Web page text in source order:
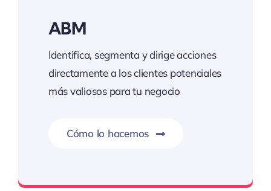
ABM
Identifica, segmenta y dirige acciones
directamente a los clientes potenciales
más valiosos para tu negocio
Cómo lo hacemos